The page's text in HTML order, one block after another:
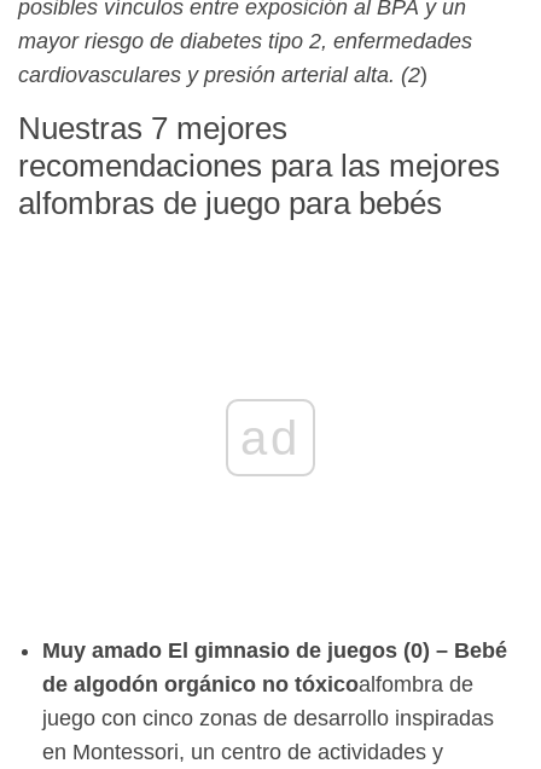
posibles vínculos entre exposición al BPA y un
mayor riesgo de diabetes tipo 2, enfermedades
cardiovasculares y presión arterial alta. (2)
Nuestras 7 mejores
recomendaciones para las mejores
alfombras de juego para bebés
ad
Muy amado El gimnasio de juegos (0) – Bebé
de algodón orgánico no tóxicoalfombra de
juego con cinco zonas de desarrollo inspiradas
en Montessori, un centro de actividades y